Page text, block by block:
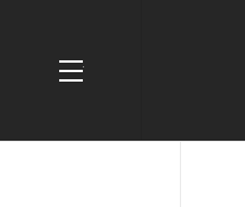
OFF CANVAS